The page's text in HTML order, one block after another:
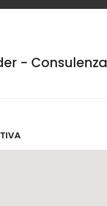
- Consulenza